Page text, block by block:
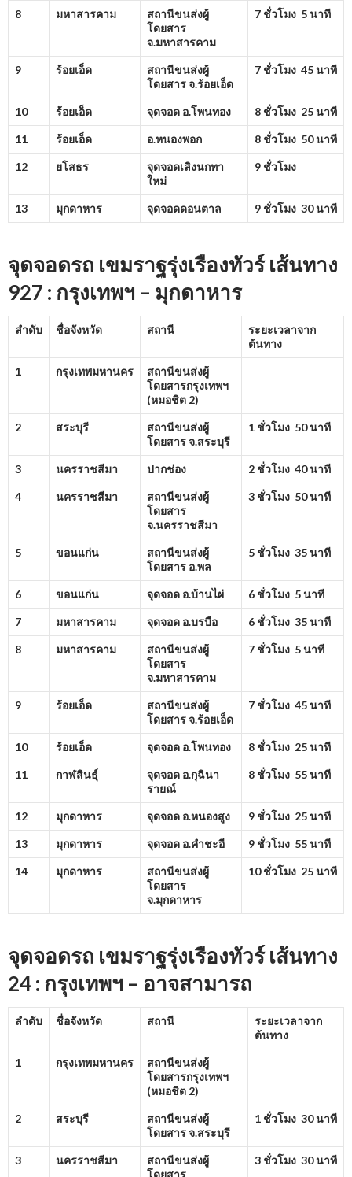
8 มหาสารคาม
สถานีขนส่งผู้
โดยสาร
จ.มหาสารคาม
7 ชั่วโมง 5 นาที
9 ร้อยเอ็ด
สถานีขนส่งผู้
โดยสาร จ.ร้อยเอ็ด
7 ชั่วโมง 45 นาที
10 ร้อยเอ็ด จุดจอด อ.โพนทอง 8 ชั่วโมง 25 นาที
11 ร้อยเอ็ด อ.หนองพอก 8 ชั่วโมง 50 นาที
12 ยโสธร
จุดจอดเลิงนกทา
ใหม่
9 ชั่วโมง
13 มุกดาหาร จุดจอดดอนตาล 9 ชั่วโมง 30 นาที
จุดจอดรถ เขมราฐรุ่งเรืองทัวร์ เส้นทาง
927 : กรุงเทพฯ – มุกดาหาร
ลำดับ ชื่อจังหวัด สถานี
ระยะเวลาจาก
ต้นทาง
1 กรุงเทพมหานคร
สถานีขนส่งผู้
โดยสารกรุงเทพฯ
(หมอชิต 2)
2 สระบุรี
สถานีขนส่งผู้
โดยสาร จ.สระบุรี
1 ชั่วโมง 50 นาที
3 นครราชสีมา ปากช่อง 2 ชั่วโมง 40 นาที
4 นครราชสีมา
สถานีขนส่งผู้
โดยสาร
จ.นครราชสีมา
3 ชั่วโมง 50 นาที
5 ขอนแก่น
สถานีขนส่งผู้
โดยสาร อ.พล
5 ชั่วโมง 35 นาที
6 ขอนแก่น จุดจอด อ.บ้านไผ่ 6 ชั่วโมง 5 นาที
7 มหาสารคาม จุดจอด อ.บรบือ 6 ชั่วโมง 35 นาที
8 มหาสารคาม
สถานีขนส่งผู้
โดยสาร
จ.มหาสารคาม
7 ชั่วโมง 5 นาที
9 ร้อยเอ็ด
สถานีขนส่งผู้
โดยสาร จ.ร้อยเอ็ด
7 ชั่วโมง 45 นาที
10 ร้อยเอ็ด จุดจอด อ.โพนทอง 8 ชั่วโมง 25 นาที
11 กาฬสินธุ์
จุดจอด อ.กุฉินา
รายณ์
8 ชั่วโมง 55 นาที
12 มุกดาหาร จุดจอด อ.หนองสูง 9 ชั่วโมง 25 นาที
13 มุกดาหาร จุดจอด อ.คำชะอี 9 ชั่วโมง 55 นาที
14 มุกดาหาร
สถานีขนส่งผู้
โดยสาร
จ.มุกดาหาร
10 ชั่วโมง 25 นาที
จุดจอดรถ เขมราฐรุ่งเรืองทัวร์ เส้นทาง
24 : กรุงเทพฯ – อาจสามารถ
ลำดับ ชื่อจังหวัด สถานี
ระยะเวลาจาก
ต้นทาง
1 กรุงเทพมหานคร
สถานีขนส่งผู้
โดยสารกรุงเทพฯ
(หมอชิต 2)
2 สระบุรี
สถานีขนส่งผู้
โดยสาร จ.สระบุรี
1 ชั่วโมง 30 นาที
3 นครราชสีมา
สถานีขนส่งผู้
โดยสาร
3 ชั่วโมง 30 นาที